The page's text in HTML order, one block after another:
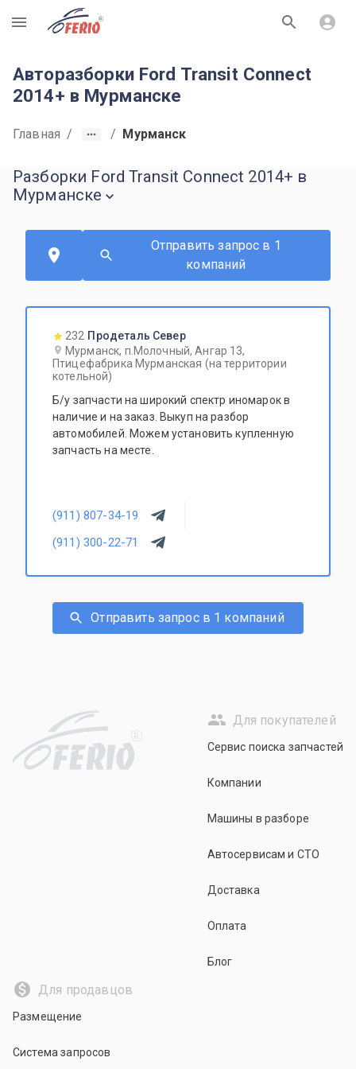
R
Авторазборки Ford Transit Connect
2014+ в Мурманске
Главная / / Мурманск
Разборки Ford Transit Connect 2014+ в
Мурманске
Отправить запрос в 1
компаний
232 Продеталь Север
Мурманск, п.Молочный, Ангар 13,
Птицефабрика Мурманская (на территории
котельной)
Б/у запчасти на широкий спектр иномарок в
наличие и на заказ. Выкуп на разбор
автомобилей. Можем установить купленную
запчасть на месте.
(911) 807-34-19
(911) 300-22-71
Отправить запрос в 1 компаний
R
Для покупателей
Сервис поиска запчастей
Компании
Машины в разборе
Автосервисам и СТО
Доставка
Оплата
Блог
Для продавцов
Размещение
Система запросов